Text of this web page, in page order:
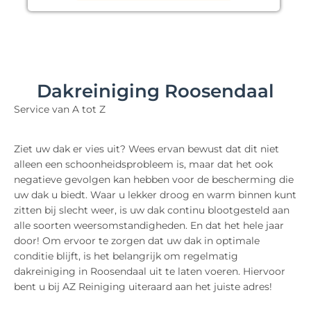
Dakreiniging Roosendaal
Service van A tot Z
Ziet uw dak er vies uit? Wees ervan bewust dat dit niet
alleen een schoonheidsprobleem is, maar dat het ook
negatieve gevolgen kan hebben voor de bescherming die
uw dak u biedt. Waar u lekker droog en warm binnen kunt
zitten bij slecht weer, is uw dak continu blootgesteld aan
alle soorten weersomstandigheden. En dat het hele jaar
door! Om ervoor te zorgen dat uw dak in optimale
conditie blijft, is het belangrijk om regelmatig
dakreiniging in Roosendaal uit te laten voeren. Hiervoor
bent u bij AZ Reiniging uiteraard aan het juiste adres!